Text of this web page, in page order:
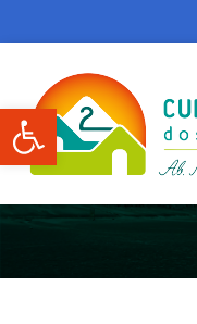
Abrir barra